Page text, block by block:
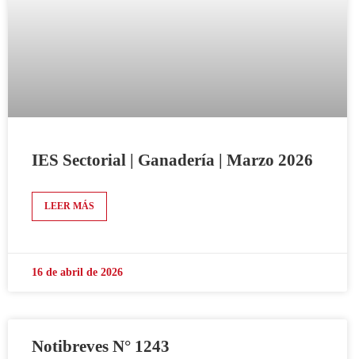
IES Sectorial | Ganadería | Marzo 2026
LEER MÁS
16 de abril de 2026
Notibreves N° 1243